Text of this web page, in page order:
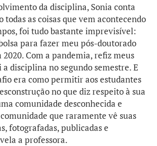
da disciplina, Sonia conta
todas as coisas que vem acontecendo
foi tudo bastante imprevisível:
para fazer meu pós-doutorado
2020. Com a pandemia, refiz meus
a disciplina no segundo semestre. E
era como permitir aos estudantes
no que diz respeito à sua
comunidade desconhecida e
que raramente vê suas
fotografadas, publicadas e
a professora.